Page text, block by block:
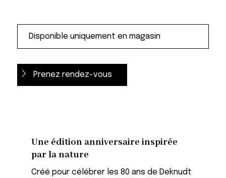
Prenez rendez-vous
Une édition anniversaire inspirée
par la nature
Créé pour célébrer les 80 ans de Deknudt